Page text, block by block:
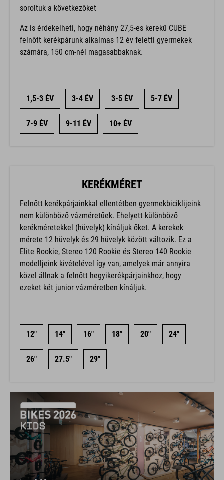
soroltuk a következőket
Az is érdekelheti, hogy néhány 27,5-es kerekű CUBE
felnőtt kerékpárunk alkalmas 12 év feletti gyermekek
számára, 150 cm-nél magasabbaknak.
1,5-3 ÉV 3-4 ÉV 3-5 ÉV 5-7 ÉV
7-9 ÉV 9-11 ÉV 10+ ÉV
KERÉKMÉRET
Felnőtt kerékpárjainkkal ellentétben gyermekbiciklijeink
nem különböző vázméretűek. Ehelyett különböző
kerékméretekkel (hüvelyk) kínáljuk őket. A kerekek
mérete 12 hüvelyk és 29 hüvelyk között változik. Ez a
Elite Rookie, Stereo 120 Rookie és Stereo 140 Rookie
modelljeink kivételével így van, amelyek már annyira
közel állnak a felnőtt hegyikerékpárjainkhoz, hogy
ezeket két junior vázméretben kínáljuk.
12" 14" 16" 18" 20" 24"
26" 27.5" 29"